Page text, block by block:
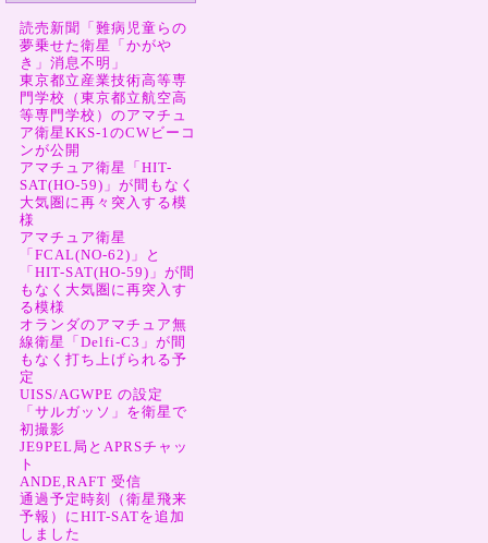
読売新聞「難病児童らの
夢乗せた衛星「かがや
き」消息不明」
東京都立産業技術高等専
門学校（東京都立航空高
等専門学校）のアマチュ
ア衛星KKS-1のCWビーコ
ンが公開
アマチュア衛星「HIT-
SAT(HO-59)」が間もなく
大気圏に再々突入する模
様
アマチュア衛星
「FCAL(NO-62)」と
「HIT-SAT(HO-59)」が間
もなく大気圏に再突入す
る模様
オランダのアマチュア無
線衛星「Delfi-C3」が間
もなく打ち上げられる予
定
UISS/AGWPE の設定
「サルガッソ」を衛星で
初撮影
JE9PEL局とAPRSチャッ
ト
ANDE,RAFT 受信
通過予定時刻（衛星飛来
予報）にHIT-SATを追加
しました